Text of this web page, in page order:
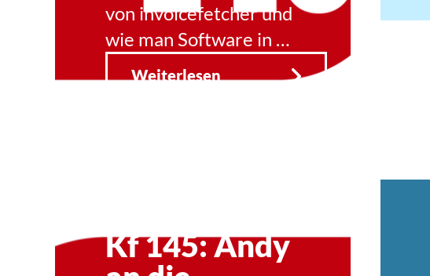
von invoicefetcher und
wie man Software in …
Weiterlesen
Kf 145: Andy